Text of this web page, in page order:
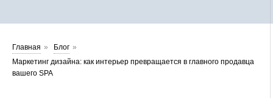
Главная » Блог »
Маркетинг дизайна: как интерьер превращается в главного продавца
вашего SPA